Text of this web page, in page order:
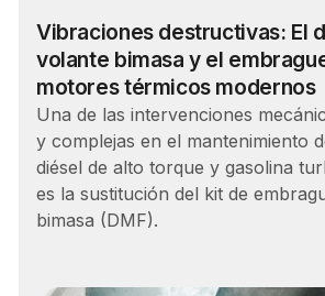
Vibraciones destructivas: El
volante bimasa y el
motores térmicos modernos
Una de las intervenciones
y complejas en el mantenimiento
diésel de alto torque y gasolina
es la sustitución del kit de
bimasa (DMF).